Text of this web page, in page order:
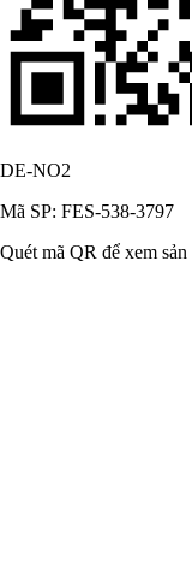
DE-NO2
Mã SP: FES-538-3797
Quét mã QR để xem